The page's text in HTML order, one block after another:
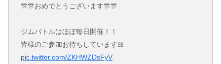
🎊🎊おめでとうございます🎊🎊
ジムバトルはほぼ毎日開催！！
皆様のご参加お待ちしています🎀
pic.twitter.com/ZKHWZDsFyV